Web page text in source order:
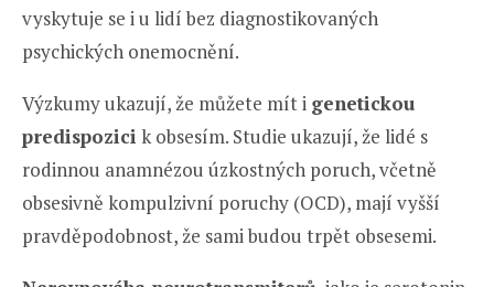
vyskytuje se i u lidí bez diagnostikovaných
psychických onemocnění.
Výzkumy ukazují, že můžete mít i genetickou
predispozici k obsesím. Studie ukazují, že lidé s
rodinnou anamnézou úzkostných poruch, včetně
obsesivně kompulzivní poruchy (OCD), mají vyšší
pravděpodobnost, že sami budou trpět obsesemi.